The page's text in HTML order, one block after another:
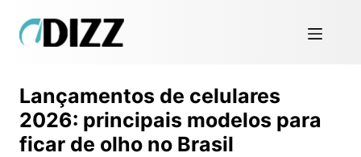
Lançamentos de celulares
2026: principais modelos para
ficar de olho no Brasil